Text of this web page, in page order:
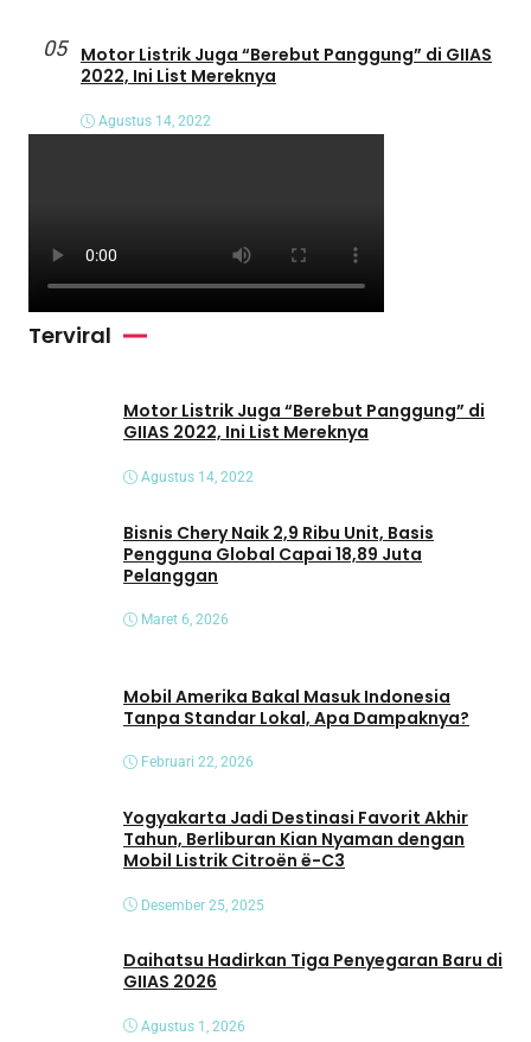
05
Motor Listrik Juga “Berebut Panggung” di GIIAS
2022, Ini List Mereknya
Agustus 14, 2022
Terviral
Motor Listrik Juga “Berebut Panggung” di
GIIAS 2022, Ini List Mereknya
Agustus 14, 2022
Bisnis Chery Naik 2,9 Ribu Unit, Basis
Pengguna Global Capai 18,89 Juta
Pelanggan
Maret 6, 2026
Mobil Amerika Bakal Masuk Indonesia
Tanpa Standar Lokal, Apa Dampaknya?
Februari 22, 2026
Yogyakarta Jadi Destinasi Favorit Akhir
Tahun, Berliburan Kian Nyaman dengan
Mobil Listrik Citroën ë-C3
Desember 25, 2025
Daihatsu Hadirkan Tiga Penyegaran Baru di
GIIAS 2026
Agustus 1, 2026